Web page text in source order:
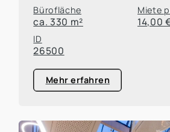
Bürofläche
ca. 330 m²
Miete
14,00
ID
26500
Mehr erfahren